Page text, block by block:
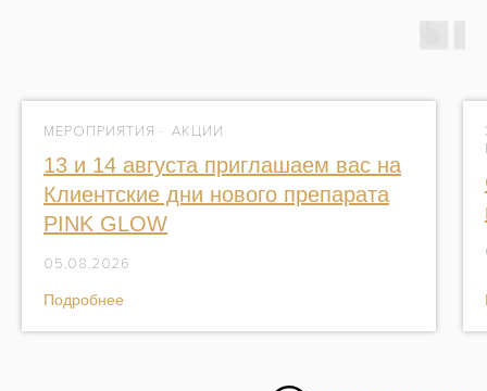
МЕРОПРИЯТИЯ АКЦИИ
13 и 14 августа приглашаем вас на
Клиентские дни нового препарата
PINK GLOW
05.08.2026
Подробнее